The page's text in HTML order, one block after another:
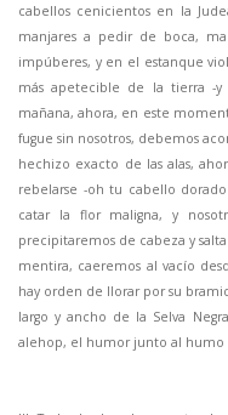
cabellos cenicientos en la
manjares a pedir de boca,
impúberes, y en el estanque
más apetecible de la tierra -
mañana, ahora, en este
fugue sin nosotros, debemos
hechizo exacto de las alas,
rebelarse -oh tu cabello
catar la flor maligna, y
precipitaremos de cabeza y
mentira, caeremos al vacío
hay orden de llorar por su
largo y ancho de la Selva
alehop, el humor junto al humo